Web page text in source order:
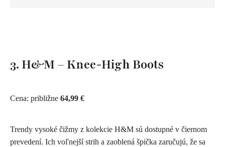
3. H&M – Knee-High Boots
Cena: približne 64,99 €
Trendy vysoké čižmy z kolekcie H&M sú dostupné v čiernom
prevedení. Ich voľnejší strih a zaoblená špička zaručujú, že sa